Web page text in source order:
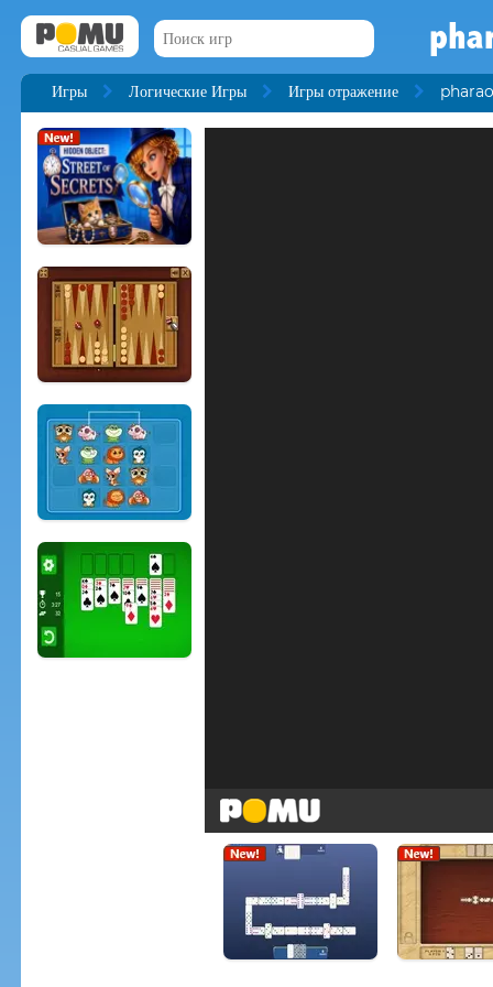
Игры Логические Игры Игры отражение